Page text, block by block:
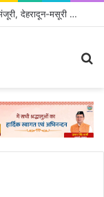
एमडीडीए बोर्ड बैठक में 25 विकास प्रस्तावों को मिली मंजूरी, देहरादून-मसूरी के नियोजित विकास को मिलेगी रफ्तार